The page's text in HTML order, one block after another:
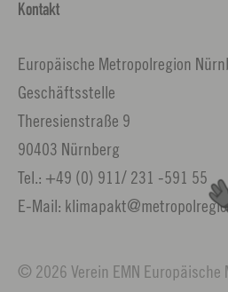
Kontakt
Europäische Metropolregion
Geschäftsstelle
Theresienstraße 9
90403 Nürnberg
Tel.: +49 (0) 911/ 231 -591 55
E-Mail:
© 2026 Verein EMN Europäische